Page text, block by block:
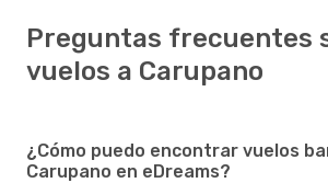
Preguntas frecuentes
vuelos a Carupano
¿Cómo puedo encontrar vuelos
Carupano en eDreams?